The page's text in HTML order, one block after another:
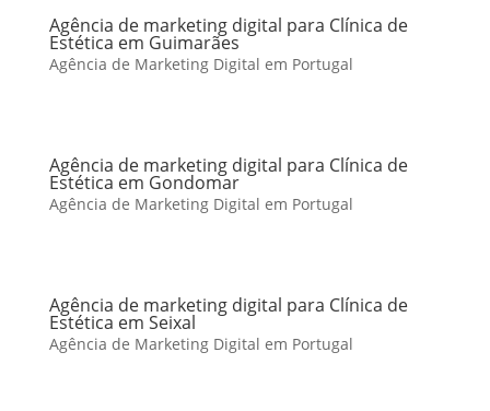
Agência de marketing digital para Clínica de
Estética em Guimarães
Agência de Marketing Digital em Portugal
Agência de marketing digital para Clínica de
Estética em Gondomar
Agência de Marketing Digital em Portugal
Agência de marketing digital para Clínica de
Estética em Seixal
Agência de Marketing Digital em Portugal